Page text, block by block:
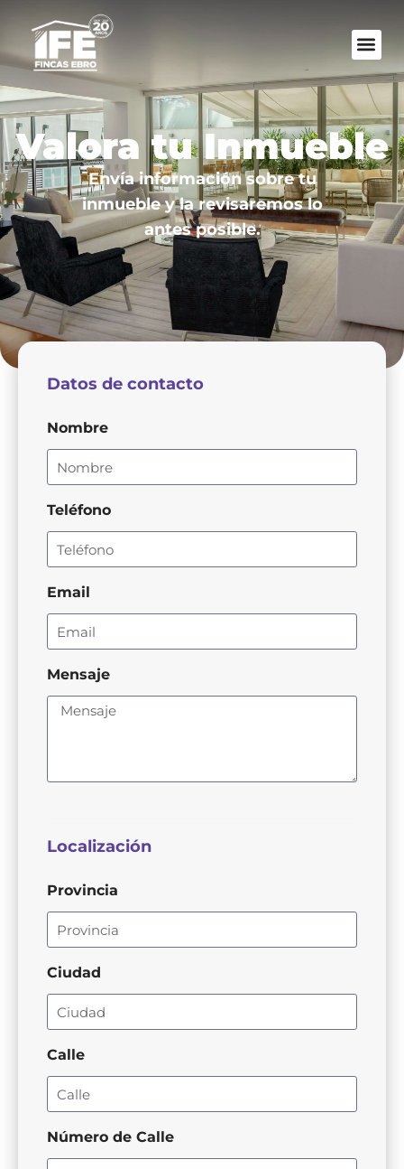
Valora tu Inmueble
Envía información sobre tu
inmueble y la revisaremos lo
antes posible.
Datos de contacto
Nombre
Teléfono
Email
Mensaje
Localización
Provincia
Ciudad
Calle
Número de Calle